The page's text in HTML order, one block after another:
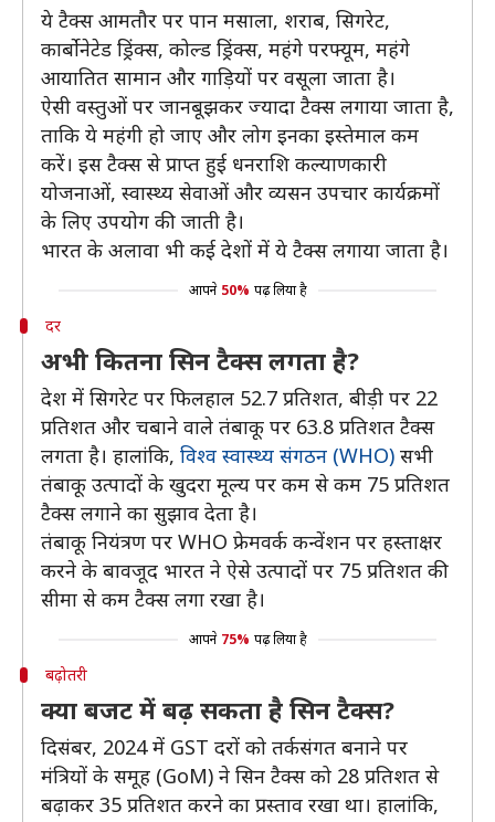
ये टैक्स आमतौर पर पान मसाला, शराब, सिगरेट,
कार्बोनेटेड ड्रिंक्स, कोल्ड ड्रिंक्स, महंगे परफ्यूम, महंगे
आयातित सामान और गाड़ियों पर वसूला जाता है।
ऐसी वस्तुओं पर जानबूझकर ज्यादा टैक्स लगाया जाता है,
ताकि ये महंगी हो जाए और लोग इनका इस्तेमाल कम
करें। इस टैक्स से प्राप्त हुई धनराशि कल्याणकारी
योजनाओं, स्वास्थ्य सेवाओं और व्यसन उपचार कार्यक्रमों
के लिए उपयोग की जाती है।
भारत के अलावा भी कई देशों में ये टैक्स लगाया जाता है।
आपने 50% पढ़ लिया है
दर
अभी कितना सिन टैक्स लगता है?
देश में सिगरेट पर फिलहाल 52.7 प्रतिशत, बीड़ी पर 22
प्रतिशत और चबाने वाले तंबाकू पर 63.8 प्रतिशत टैक्स
लगता है। हालांकि, विश्व स्वास्थ्य संगठन (WHO) सभी
तंबाकू उत्पादों के खुदरा मूल्य पर कम से कम 75 प्रतिशत
टैक्स लगाने का सुझाव देता है।
तंबाकू नियंत्रण पर WHO फ्रेमवर्क कन्वेंशन पर हस्ताक्षर
करने के बावजूद भारत ने ऐसे उत्पादों पर 75 प्रतिशत की
सीमा से कम टैक्स लगा रखा है।
आपने 75% पढ़ लिया है
बढ़ोतरी
क्या बजट में बढ़ सकता है सिन टैक्स?
दिसंबर, 2024 में GST दरों को तर्कसंगत बनाने पर
मंत्रियों के समूह (GoM) ने सिन टैक्स को 28 प्रतिशत से
बढ़ाकर 35 प्रतिशत करने का प्रस्ताव रखा था। हालांकि,